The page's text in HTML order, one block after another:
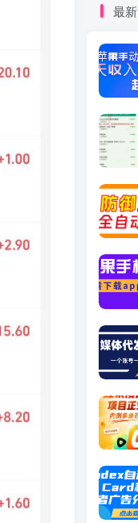
想做
解答
TOP2
TOP5
TOP6
TOP7
TOP8
最